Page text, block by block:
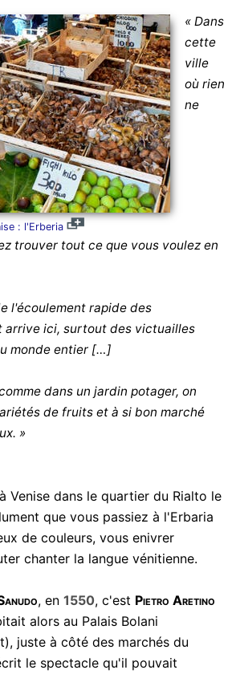
: l'Erberia
« Dans
cette
ville
où rien
ne
trouver tout ce que vous voulez en
l'écoulement rapide des
arrive ici, surtout des victuailles
monde entier […]
dans un jardin potager, on
de fruits et à si bon marché
»
Venise dans le quartier du Rialto le
que vous passiez à l'Erbaria
de couleurs, vous enivrer
chanter la langue vénitienne.
, en 1550, c'est Pietro Aretino
alors au Palais Bolani
juste à côté des marchés du
le spectacle qu'il pouvait